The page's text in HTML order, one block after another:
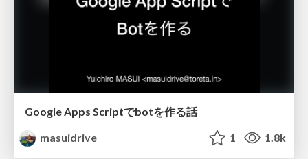
Google Apps Scriptでbotを作る話
masuidrive
1 1.8k